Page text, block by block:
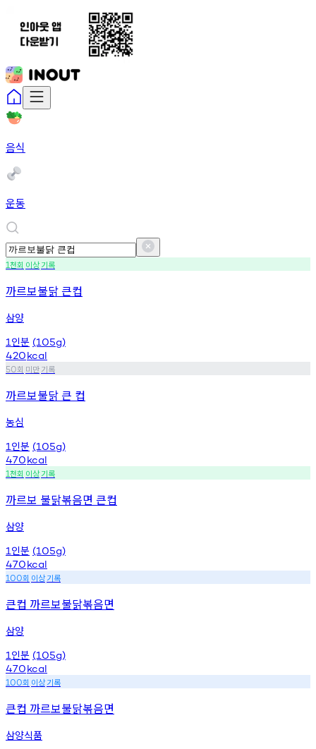
음식
운동
1천회 이상기록
까르보불닭 큰컵
삼양
1 인분 (105g)
420kcal
50회 미만기록
까르보불닭 큰 컵
농심
1 인분 (105g)
470kcal
1천회 이상기록
까르보 불닭볶음면 큰컵
삼양
1 인분 (105g)
470kcal
100회 이상기록
큰컵 까르보불닭볶음면
삼양
1 인분 (105g)
470kcal
100회 이상기록
큰컵 까르보불닭볶음면
삼양식품